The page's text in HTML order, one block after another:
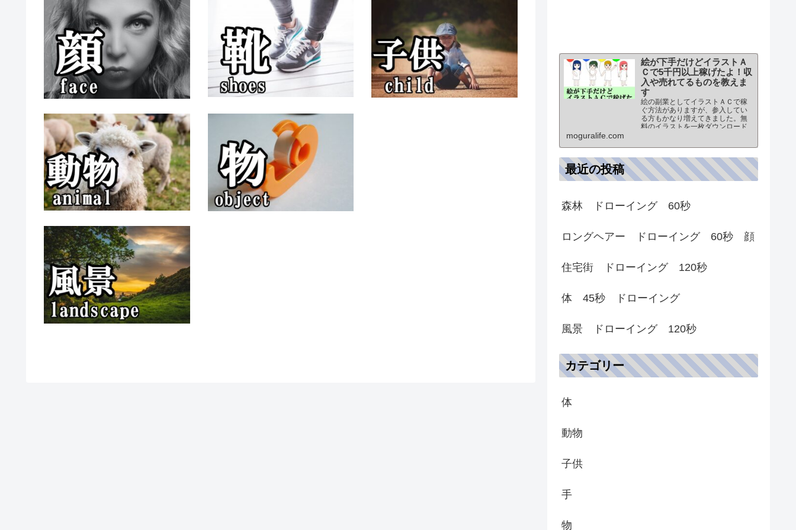
絵が下手だけどイラストＡ
Ｃで5千円以上稼げたよ！収
入や売れてるものを教えま
す
絵の副業としてイラストＡＣで稼
ぐ方法がありますが、参入してい
る方もかなり増えてきました。無
料のイラストを一枚ダウンロード
下手でも稼ぐことができるの？
moguralife.com
最近の投稿
森林 ドローイング 60秒
ロングヘアー ドローイング 60秒 顔
住宅街 ドローイング 120秒
体 45秒 ドローイング
風景 ドローイング 120秒
カテゴリー
体
動物
子供
手
物